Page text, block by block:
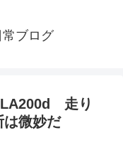
常ブログ
走り
は微妙だ